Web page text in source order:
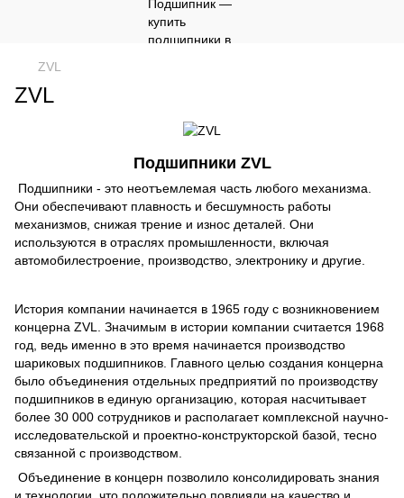
ZVL
ZVL
Подшипники ZVL
Подшипники - это неотъемлемая часть любого механизма.
Они обеспечивают плавность и бесшумность работы
механизмов, снижая трение и износ деталей. Они
используются в отраслях промышленности, включая
автомобилестроение, производство, электронику и другие.
История компании начинается в 1965 году с возникновением
концерна ZVL. Значимым в истории компании считается 1968
год, ведь именно в это время начинается производство
шариковых подшипников. Главного целью создания концерна
было объединения отдельных предприятий по производству
подшипников в единую организацию, которая насчитывает
более 30 000 сотрудников и располагает комплексной научно-
исследовательской и проектно-конструкторской базой, тесно
связанной с производством.
Объединение в концерн позволило консолидировать знания